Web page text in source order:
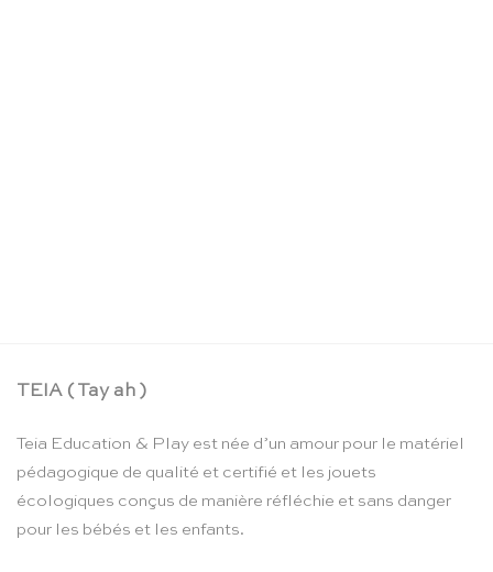
TEIA ( Tay ah )
Teia Education & Play est née d’un amour pour le matériel
pédagogique de qualité et certifié et les jouets
écologiques conçus de manière réfléchie et sans danger
pour les bébés et les enfants.